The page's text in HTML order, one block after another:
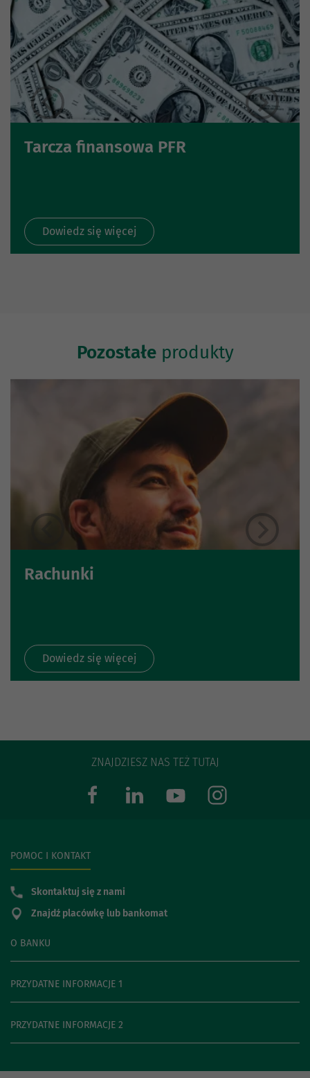
Tarcza finansowa PFR
Dowiedz się więcej
Pozostałeprodukty
Rachunki
Dowiedz się więcej
ZNAJDZIESZ NAS TEŻ TUTAJ
O BANKU
PRZYDATNE INFORMACJE 1
PRZYDATNE INFORMACJE 2
POMOC I KONTAKT
Skontaktuj się z nami
Znajdź placówkę lub bankomat